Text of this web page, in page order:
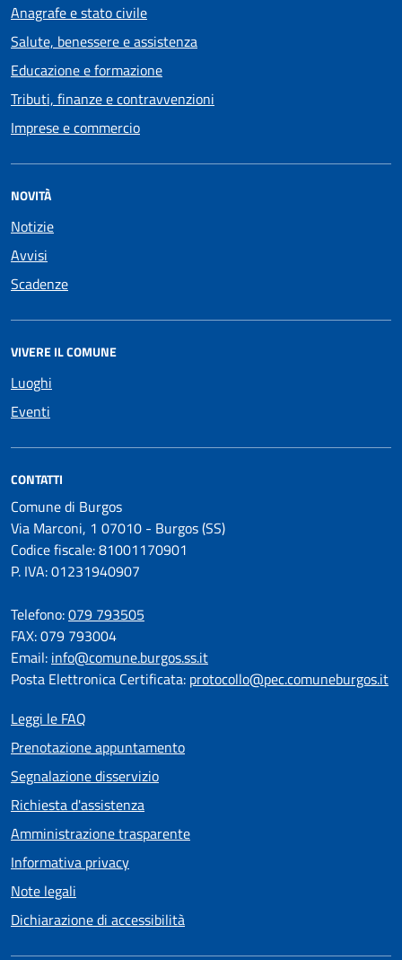
Anagrafe e stato civile
Salute, benessere e assistenza
Educazione e formazione
Tributi, finanze e contravvenzioni
Imprese e commercio
NOVITÀ
Notizie
Avvisi
Scadenze
VIVERE IL COMUNE
Luoghi
Eventi
CONTATTI
Comune di Burgos
Via Marconi, 1 07010 - Burgos (SS)
Codice fiscale: 81001170901
P. IVA: 01231940907
Telefono:079 793505
FAX: 079 793004
Email: info@comune.burgos.ss.it
Posta Elettronica Certificata: protocollo@pec.comuneburgos.it
Leggi le FAQ
Prenotazione appuntamento
Segnalazione disservizio
Richiesta d'assistenza
Amministrazione trasparente
Informativa privacy
Note legali
Dichiarazione di accessibilità